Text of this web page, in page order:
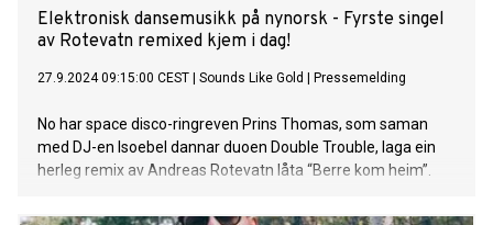
Elektronisk dansemusikk på nynorsk - Fyrste singel
av Rotevatn remixed kjem i dag!
27.9.2024 09:15:00 CEST Sounds Like Gold Pressemelding
No har space disco-ringreven Prins Thomas, som saman
med DJ-en Isoebel dannar duoen Double Trouble, laga ein
herleg remix av Andreas Rotevatn låta “Berre kom heim”.